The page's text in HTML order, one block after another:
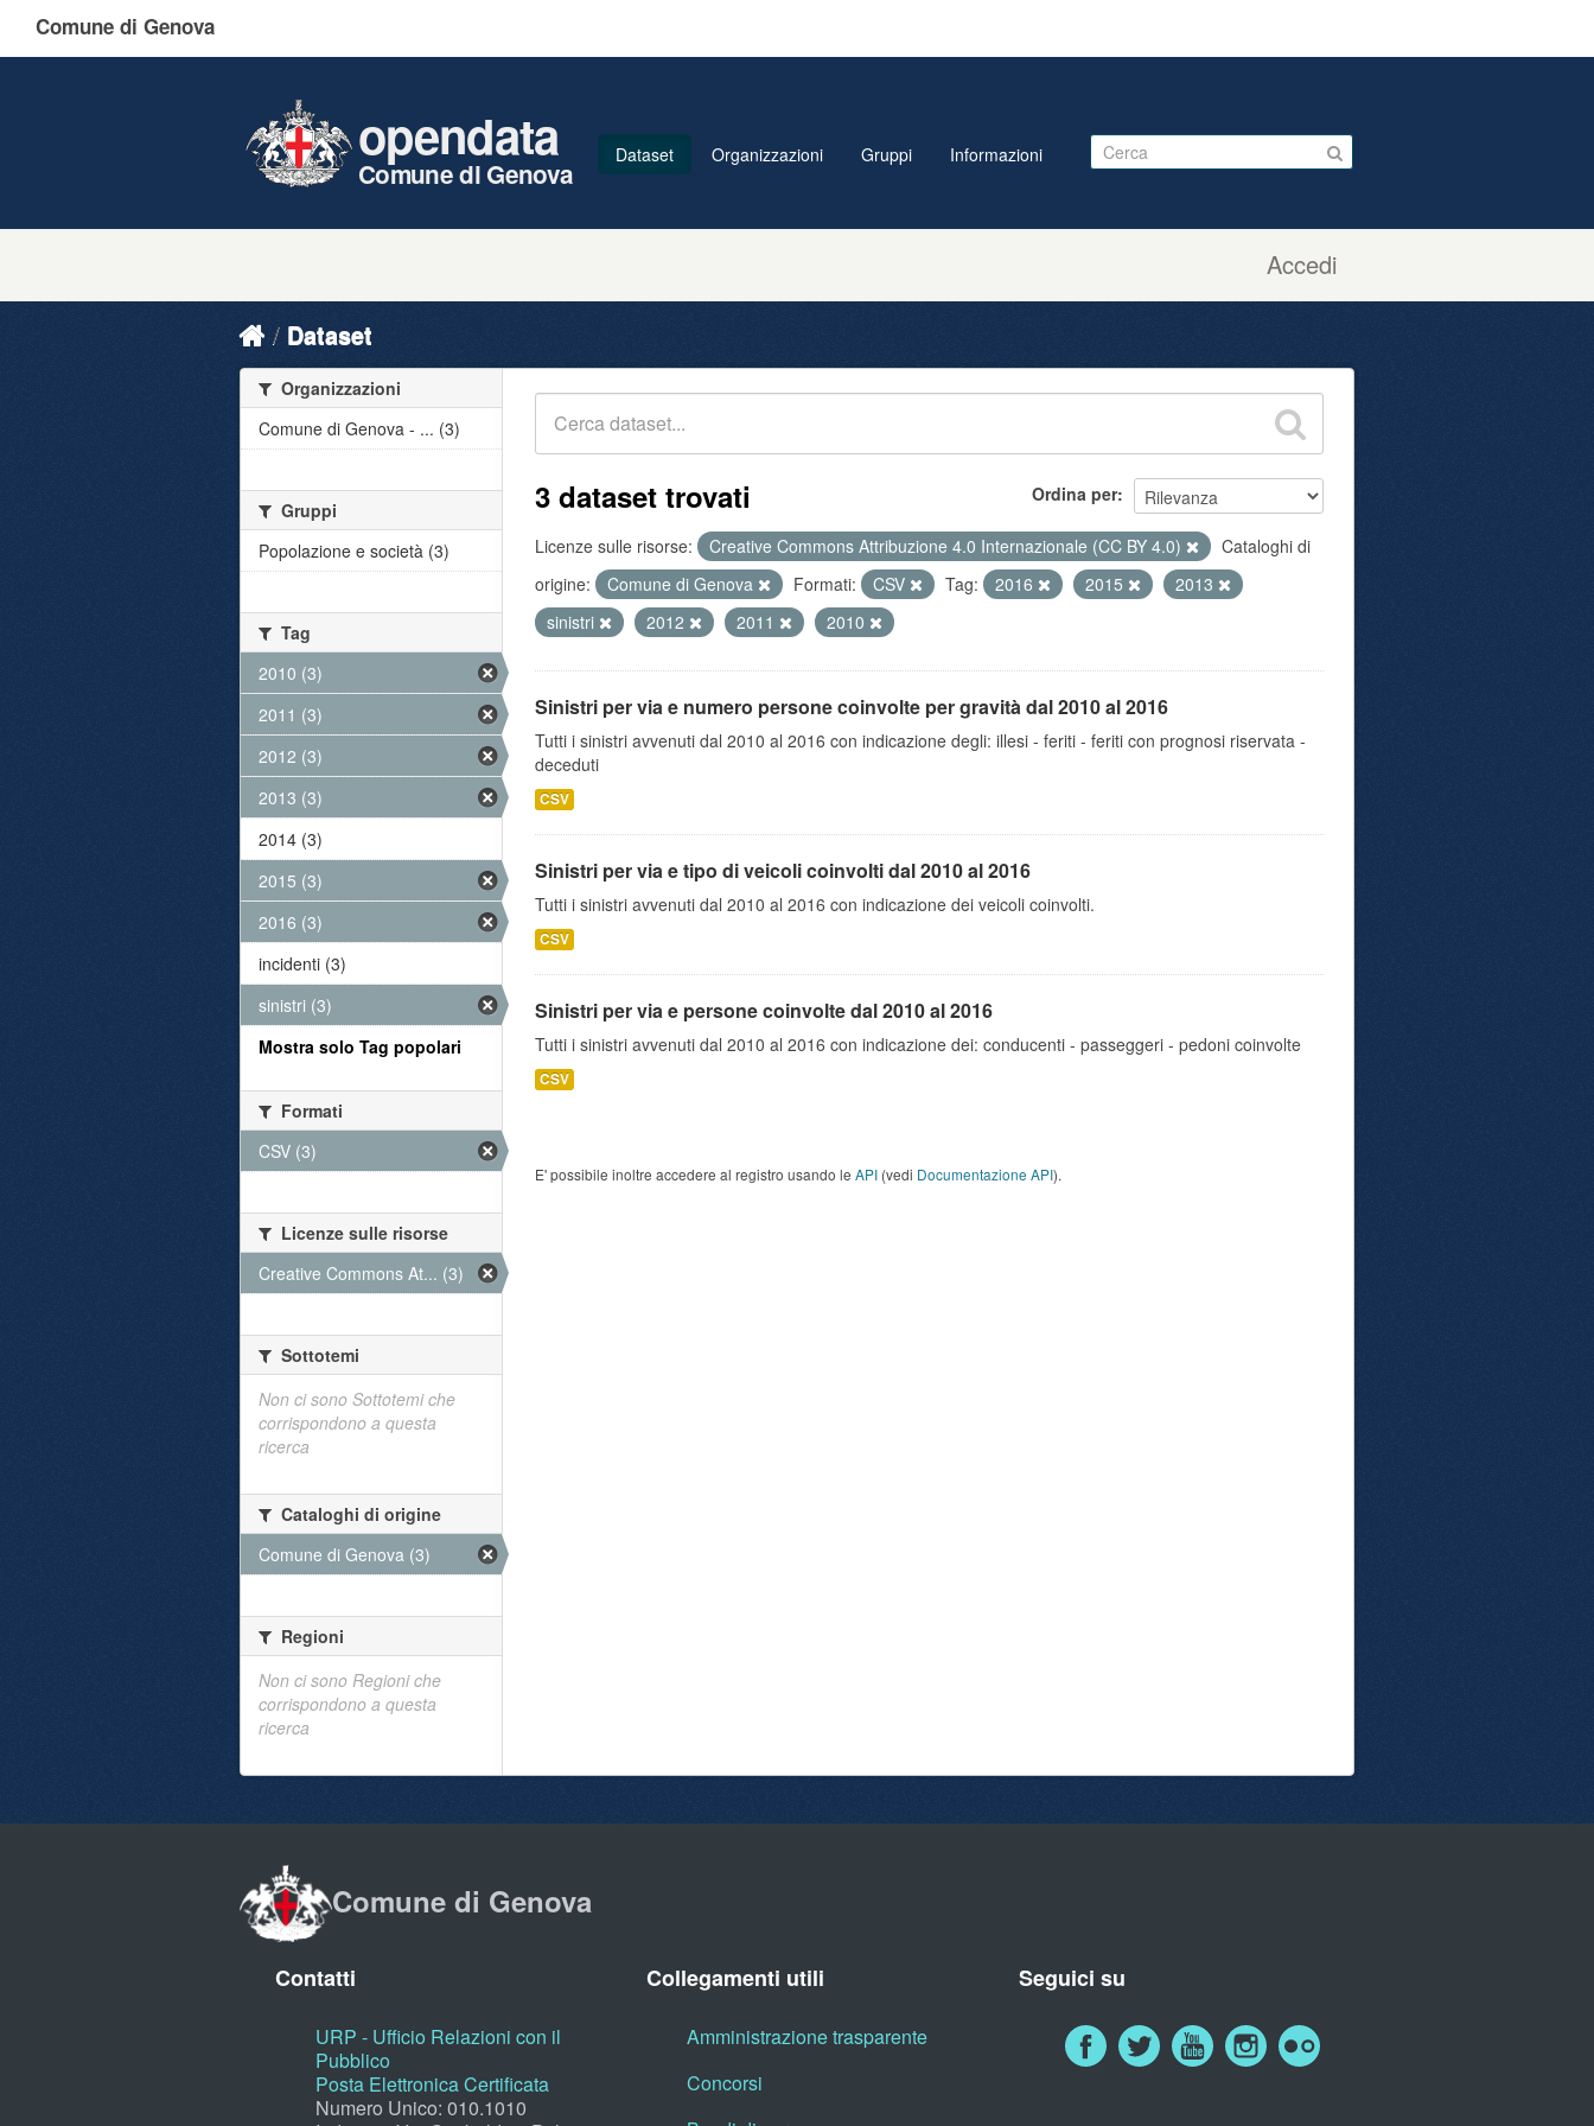
Comune di Genova
Accedi
opendata
Comune di Genova
Dataset Organizzazioni Gruppi Informazioni
Dataset
Ordina per
3 dataset trovati
Licenze sulle risorse: Creative Commons Attribuzione 4.0 Internazionale (CC BY 4.0)
Cataloghi di
origine:
Comune di Genova Formati: CSV Tag: 2016 2015
2013
sinistri
2012 2011 2010
Sinistri per via e numero persone coinvolte per gravità dal 2010 al 2016
Tutti i sinistri avvenuti dal 2010 al 2016 con indicazione degli: illesi - feriti - feriti con prognosi riservata -
deceduti
CSV
Sinistri per via e tipo di veicoli coinvolti dal 2010 al 2016
Tutti i sinistri avvenuti dal 2010 al 2016 con indicazione dei veicoli coinvolti.
CSV
Sinistri per via e persone coinvolte dal 2010 al 2016
Tutti i sinistri avvenuti dal 2010 al 2016 con indicazione dei: conducenti - passeggeri - pedoni coinvolte
CSV
E' possibile inoltre accedere al registro usando le API (vedi Documentazione API).
Organizzazioni
Comune di Genova - ... (3)
Gruppi
Popolazione e società (3)
Tag
2010 (3)
2011 (3)
2012 (3)
2013 (3)
2014 (3)
2015 (3)
2016 (3)
incidenti (3)
sinistri (3)
Mostra solo Tag popolari
Formati
CSV (3)
Licenze sulle risorse
Creative Commons At... (3)
Sottotemi
Non ci sono Sottotemi che
corrispondono a questa
ricerca
Cataloghi di origine
Comune di Genova (3)
Regioni
Non ci sono Regioni che
corrispondono a questa
ricerca
Comune di Genova
Contatti
URP - Ufficio Relazioni con il
Pubblico
Posta Elettronica Certificata
Numero Unico: 010.1010
Collegamenti utili
Amministrazione trasparente
Concorsi
Seguici su